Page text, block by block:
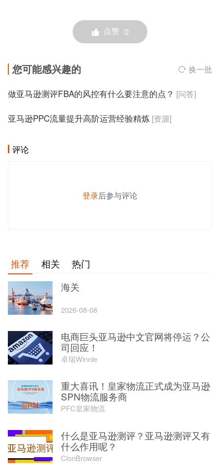
点赞 0
您可能感兴趣的 换一批
做亚马逊测评FBA的风控有什么要注意的点？ [问答]
亚马逊PPC流量提升高阶运营经验精炼 [资源]
评论
登录后参与评论
推荐 相关
热门
海关
2026-08-08
电商巨头亚马逊中文官网将停运？公
司回应！
卓瑞Winnie
重大喜讯！皇家物流正式成为亚马逊
SPN物流服务商
PFC皇家物流
什么是亚马逊测评？亚马逊测评又有
什么作用呢？
ClonBrowser